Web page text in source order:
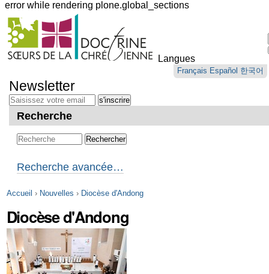
error while rendering plone.global_sections
Outils
personnels
Langues
Français Español 한국어
au
contenu.
Aller
navigation
Newsletter
Recherche
Recherche avancée…
Accueil › Nouvelles › Diocèse d'Andong
Diocèse d'Andong